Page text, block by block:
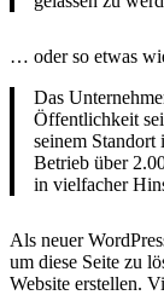
… oder so etwas
Das
Öffentlichkeit
seinem Standort
Betrieb über
in vielfacher
Als neuer
um diese Seite zu
Website erstellen.